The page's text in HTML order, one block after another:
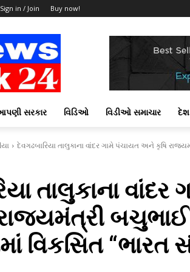
Sign in / Join Buy now!
સરકાર વિડિઓ વિડીઓ સમાચાર દેશ
દેવગઢબારિયા તાલુકાના વાંદર ગામે પંચાયત અને કૃષિ
તાલુકાના વાંદર
બચુભાઈ
વિકસિત “ભારત